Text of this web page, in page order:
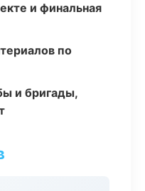
и финальная
по
и бригады,